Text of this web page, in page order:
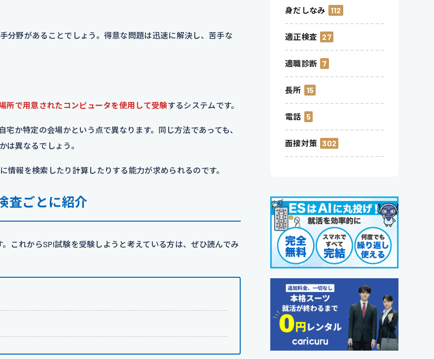
分野があることでしょう。得意な問題は迅速に解決し、苦手な
所で用意されたコンピュータを使用して受験するシステムです。
か特定の会場かという点で異なります。同じ方法であっても、
は異なるでしょう。
報を検索したり計算したりする能力が求められるのです。
査ごとに紹介
。これからSPI試験を受験しようと考えている方は、ぜひ読んでみ
身だしなみ 112
適正検査 27
適職診断 7
長所 15
電話 5
面接対策 302